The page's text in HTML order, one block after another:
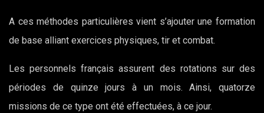
A ces méthodes particulières vient s’ajouter une formation
de base alliant exercices physiques, tir et combat.
Les personnels français assurent des rotations sur des
périodes de quinze jours à un mois. Ainsi, quatorze
missions de ce type ont été effectuées, à ce jour.